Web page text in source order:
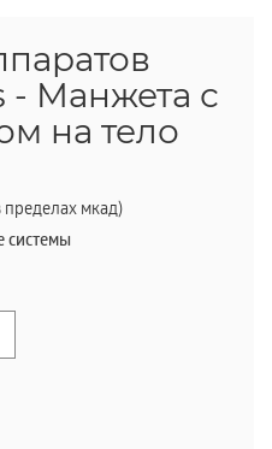
- Манжета с
на тело
мкад)